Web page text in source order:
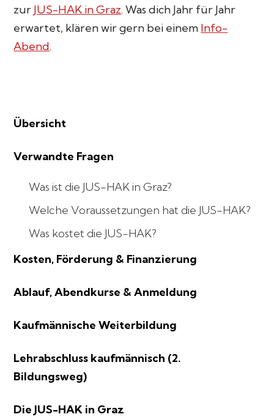
Übersicht
Verwandte Fragen
Was ist die JUS-HAK in Graz?
Welche Voraussetzungen hat die JUS-HAK?
Was kostet die JUS-HAK?
Kosten, Förderung & Finanzierung
Ablauf, Abendkurse & Anmeldung
Kaufmännische Weiterbildung
Lehrabschluss kaufmännisch (2.
Bildungsweg)
Die JUS-HAK in Graz
zur JUS-HAK in Graz. Was dich Jahr für Jahr
erwartet, klären wir gern bei einem Info-
Abend.